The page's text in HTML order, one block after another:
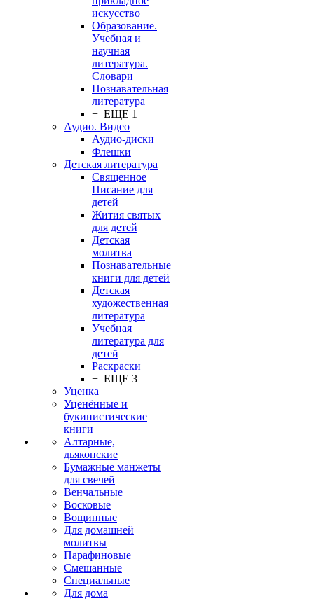
искусство
Образование.
Учебная и
научная
литература.
Словари
Познавательная
литература
+ ЕЩЕ 1
Аудио. Видео
Аудио-диски
Флешки
Детская литература
Священное
Писание для
детей
Жития святых
для детей
Детская
молитва
Познавательные
книги для детей
Детская
художественная
литература
Учебная
литература для
детей
Раскраски
+ ЕЩЕ 3
Уценка
Уценённые и
букинистические
книги
Алтарные,
дьяконские
Бумажные манжеты
для свечей
Венчальные
Восковые
Вощинные
Для домашней
молитвы
Парафиновые
Смешанные
Специальные
Для дома